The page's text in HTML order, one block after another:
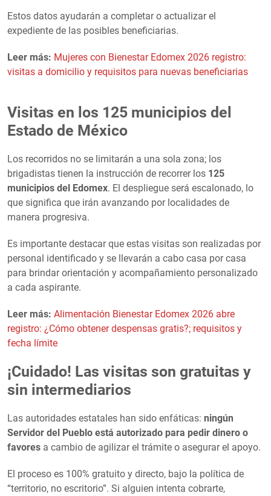
Estos datos ayudarán a completar o actualizar el
expediente de las posibles beneficiarias.
Leer más: Mujeres con Bienestar Edomex 2026 registro:
visitas a domicilio y requisitos para nuevas beneficiarias
Visitas en los 125 municipios del
Estado de México
Los recorridos no se limitarán a una sola zona; los
brigadistas tienen la instrucción de recorrer los 125
municipios del Edomex. El despliegue será escalonado, lo
que significa que irán avanzando por localidades de
manera progresiva.
Es importante destacar que estas visitas son realizadas por
personal identificado y se llevarán a cabo casa por casa
para brindar orientación y acompañamiento personalizado
a cada aspirante.
Leer más: Alimentación Bienestar Edomex 2026 abre
registro: ¿Cómo obtener despensas gratis?; requisitos y
fecha límite
¡Cuidado! Las visitas son gratuitas y
sin intermediarios
Las autoridades estatales han sido enfáticas: ningún
Servidor del Pueblo está autorizado para pedir dinero o
favores a cambio de agilizar el trámite o asegurar el apoyo.
El proceso es 100% gratuito y directo, bajo la política de
“territorio, no escritorio”. Si alguien intenta cobrarte,